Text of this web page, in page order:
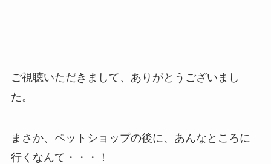
ご視聴いただきまして、ありがとうございまし
た。
まさか、ペットショップの後に、あんなところに
行くなんて・・・！